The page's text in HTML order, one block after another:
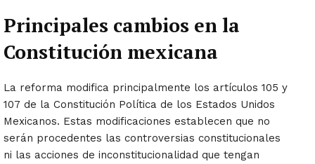
Principales cambios en la
Constitución mexicana
La reforma modifica principalmente los artículos 105 y
107 de la Constitución Política de los Estados Unidos
Mexicanos. Estas modificaciones establecen que no
serán procedentes las controversias constitucionales
ni las acciones de inconstitucionalidad que tengan